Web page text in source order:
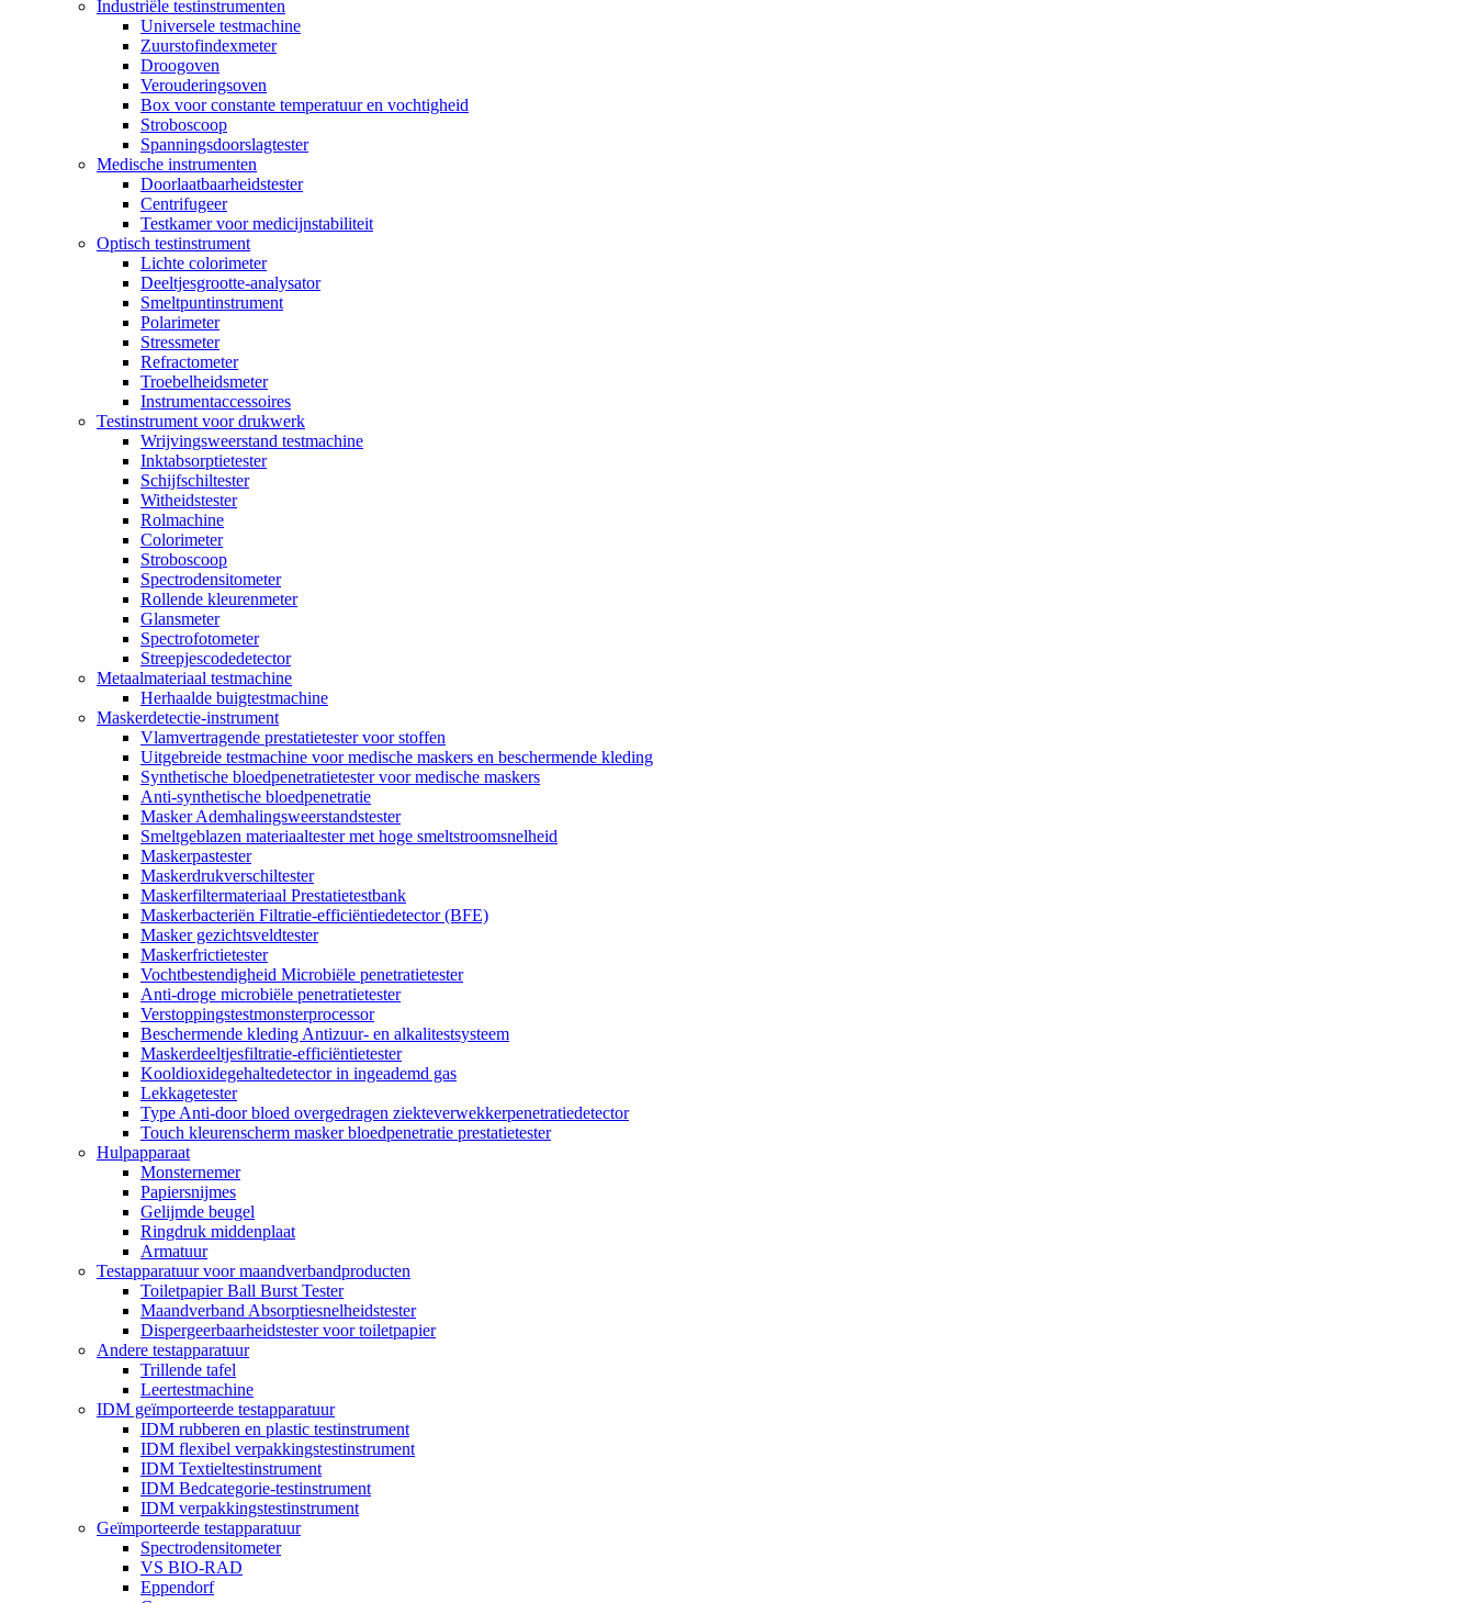
Industriële testinstrumenten
Universele testmachine
Zuurstofindexmeter
Droogoven
Verouderingsoven
Box voor constante temperatuur en vochtigheid
Stroboscoop
Spanningsdoorslagtester
Medische instrumenten
Doorlaatbaarheidstester
Centrifugeer
Testkamer voor medicijnstabiliteit
Optisch testinstrument
Lichte colorimeter
Deeltjesgrootte-analysator
Smeltpuntinstrument
Polarimeter
Stressmeter
Refractometer
Troebelheidsmeter
Instrumentaccessoires
Testinstrument voor drukwerk
Wrijvingsweerstand testmachine
Inktabsorptietester
Schijfschiltester
Witheidstester
Rolmachine
Colorimeter
Stroboscoop
Spectrodensitometer
Rollende kleurenmeter
Glansmeter
Spectrofotometer
Streepjescodedetector
Metaalmateriaal testmachine
Herhaalde buigtestmachine
Maskerdetectie-instrument
Vlamvertragende prestatietester voor stoffen
Uitgebreide testmachine voor medische maskers en beschermende kleding
Synthetische bloedpenetratietester voor medische maskers
Anti-synthetische bloedpenetratie
Masker Ademhalingsweerstandstester
Smeltgeblazen materiaaltester met hoge smeltstroomsnelheid
Maskerpastester
Maskerdrukverschiltester
Maskerfiltermateriaal Prestatietestbank
Maskerbacteriën Filtratie-efficiëntiedetector (BFE)
Masker gezichtsveldtester
Maskerfrictietester
Vochtbestendigheid Microbiële penetratietester
Anti-droge microbiële penetratietester
Verstoppingstestmonsterprocessor
Beschermende kleding Antizuur- en alkalitestsysteem
Maskerdeeltjesfiltratie-efficiëntietester
Kooldioxidegehaltedetector in ingeademd gas
Lekkagetester
Type Anti-door bloed overgedragen ziekteverwekkerpenetratiedetector
Touch kleurenscherm masker bloedpenetratie prestatietester
Hulpapparaat
Monsternemer
Papiersnijmes
Gelijmde beugel
Ringdruk middenplaat
Armatuur
Testapparatuur voor maandverbandproducten
Toiletpapier Ball Burst Tester
Maandverband Absorptiesnelheidstester
Dispergeerbaarheidstester voor toiletpapier
Andere testapparatuur
Trillende tafel
Leertestmachine
IDM geïmporteerde testapparatuur
IDM rubberen en plastic testinstrument
IDM flexibel verpakkingstestinstrument
IDM Textieltestinstrument
IDM Bedcategorie-testinstrument
IDM verpakkingstestinstrument
Geïmporteerde testapparatuur
Spectrodensitometer
VS BIO-RAD
Eppendorf